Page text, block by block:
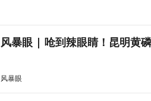
风暴眼 | 呛到辣眼睛！昆明黄
风暴眼